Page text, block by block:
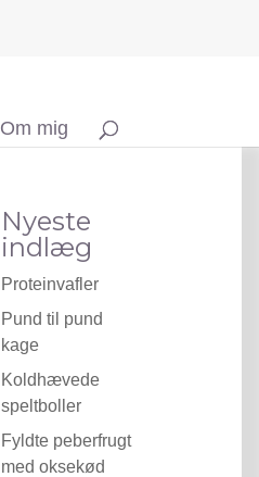
Om mig
Nyeste
indlæg
Proteinvafler
Pund til pund
kage
Koldhævede
speltboller
Fyldte peberfrugt
med oksekød